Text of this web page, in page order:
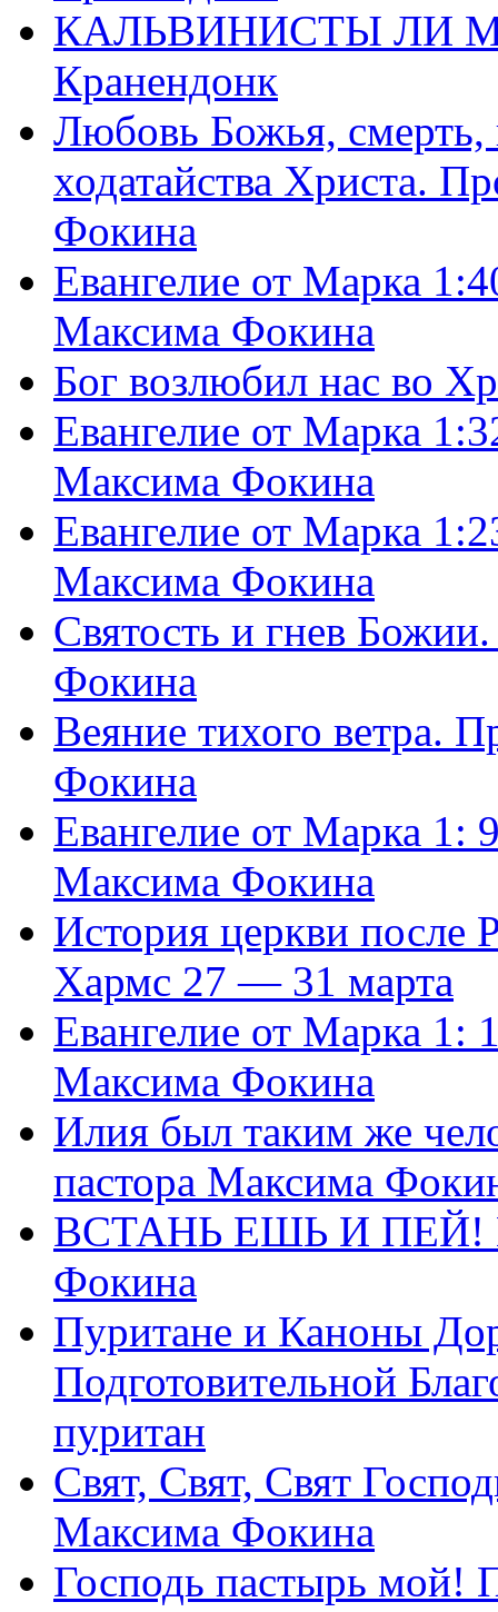
КАЛЬВИНИСТЫ ЛИ
Кранендонк
Любовь Божья, смерть,
ходатайства Христа.
Фокина
Евангелие от Марка
Максима Фокина
Бог возлюбил нас во
Евангелие от Марка
Максима Фокина
Евангелие от Марка
Максима Фокина
Святость и гнев
Фокина
Веяние тихого ветра.
Фокина
Евангелие от Марка 1:
Максима Фокина
История церкви
Хармс 27 — 31 марта
Евангелие от Марка 1:
Максима Фокина
Илия был таким же
пастора Максима
ВСТАНЬ ЕШЬ И ПЕЙ!
Фокина
Пуритане и Каноны
Подготовительной
пуритан
Свят, Свят, Свят
Максима Фокина
Господь пастырь мой!